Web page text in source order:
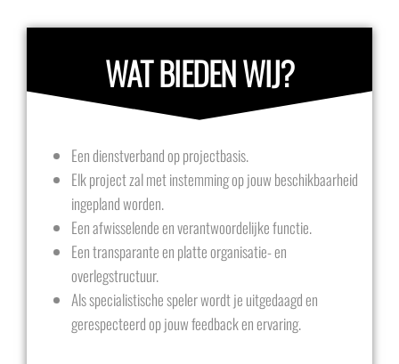
WAT BIEDEN WIJ?
Een dienstverband op projectbasis.
Elk project zal met instemming op jouw beschikbaarheid
ingepland worden.
Een afwisselende en verantwoordelijke functie.
Een transparante en platte organisatie- en
overlegstructuur.
Als specialistische speler wordt je uitgedaagd en
gerespecteerd op jouw feedback en ervaring.